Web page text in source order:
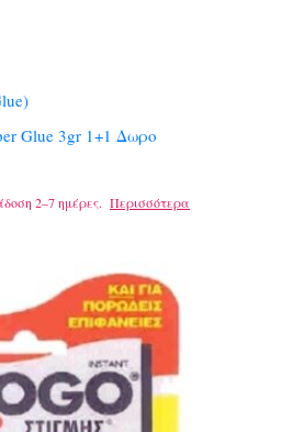
Glue 3gr 1+1 Δωρο
2–7 ημέρες. Περισσότερα